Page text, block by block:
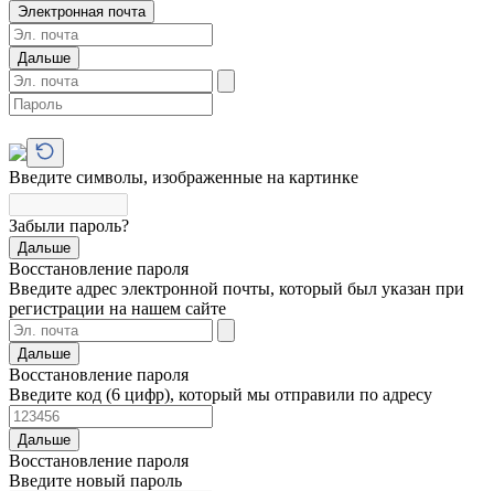
Электронная почта
Дальше
Введите символы, изображенные на картинке
Забыли пароль?
Дальше
Восстановление пароля
Введите адрес электронной почты, который был указан при
регистрации на нашем сайте
Дальше
Восстановление пароля
Введите код (6 цифр), который мы отправили по адресу
Дальше
Восстановление пароля
Введите новый пароль